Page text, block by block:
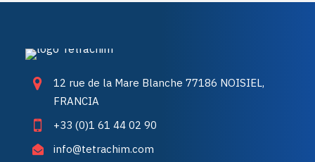
12 rue de la Mare Blanche 77186 NOISIEL,
FRANCIA
+33 (0)1 61 44 02 90
info@tetrachim.com